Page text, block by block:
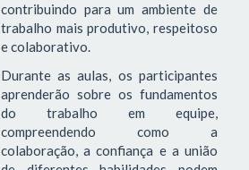
contribuindo para um ambiente de
trabalho mais produtivo, respeitoso
e colaborativo.
Durante as aulas, os participantes
aprenderão sobre os fundamentos
do trabalho em equipe,
compreendendo como a
colaboração, a confiança e a união